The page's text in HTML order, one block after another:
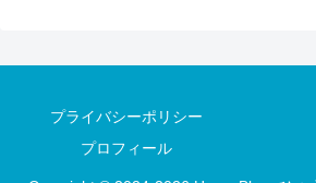
プライバシーポリシー
プロフィール